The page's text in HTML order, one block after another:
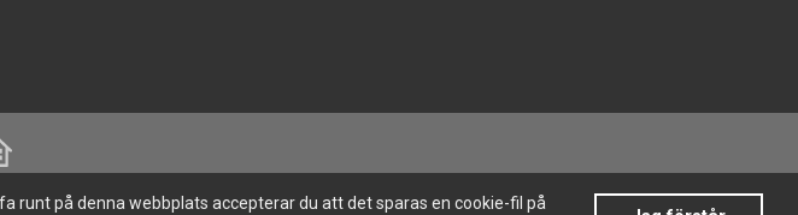
runt på denna webbplats accepterar du att det sparas en cookie-fil på